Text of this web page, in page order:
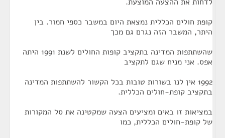
קופת חולים הכללית נמצאת היום במשבר כספי חמור. בין
היתר, המשבר הזה נגרם גם מכך
שהשתתפות המדינה בתקציב קופות החולים לשנת 1991 היתה
אפס. אני מניח שגם לתקציב
1992 אין לנו בשורות טובות בכל הקשור להשתתפות המדינה
בתקציב קופת-חולים הכללית.
במציאות זו באים ומציעים הצעה שמקטינה את סל המקורות
של קופת-חולים הכללית, כמו